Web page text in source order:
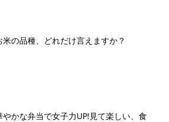
米の品種、どれだけ言えますか？
やかな弁当で女子力UP!見て楽しい、食